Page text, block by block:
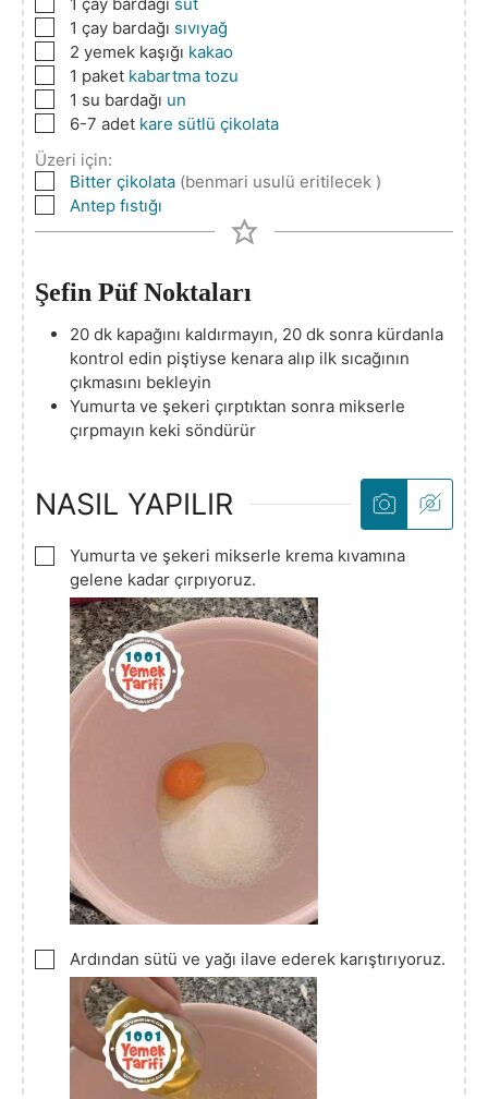
▢1 çay bardağı sıvıyağ
▢
2 yemek kaşığı kakao
▢1 paket kabartma tozu
▢1 su bardağı un
▢
6-7 adet kare sütlü çikolata
Üzeri için:
▢
Bitter çikolata (benmari usulü eritilecek )
▢
Antep fıstığı
Şefin Püf Noktaları
20 dk kapağını kaldırmayın, 20 dk sonra kürdanla
kontrol edin piştiyse kenara alıp ilk sıcağının
çıkmasını bekleyin
Yumurta ve şekeri çırptıktan sonra mikserle
çırpmayın keki söndürür
NASIL YAPILIR
▢
Yumurta ve şekeri mikserle krema kıvamına
gelene kadar çırpıyoruz.
▢
Ardından sütü ve yağı ilave ederek karıştırıyoruz.